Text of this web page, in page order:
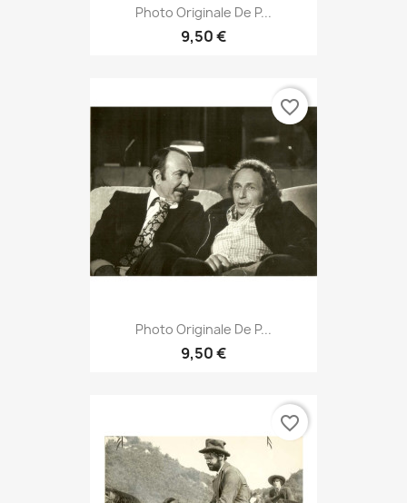
Photo Originale De P...
9,50 €
Photo Originale De P...
9,50 €
favorite_border
favorite_border